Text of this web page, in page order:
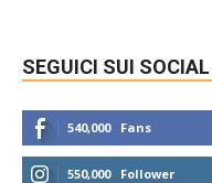
SEGUICI SUI SOCIAL
540,000 Fans
550,000 Follower